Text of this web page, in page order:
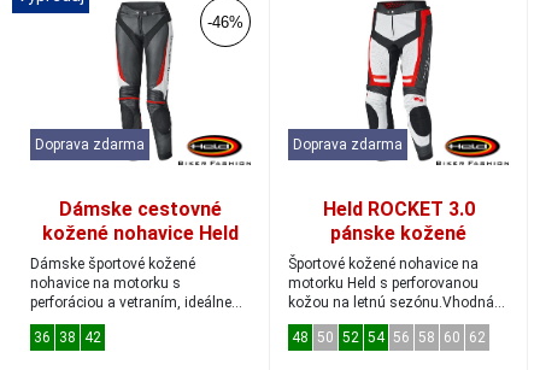
-46%
Doprava zdarma
Dámske cestovné
kožené nohavice Held
LANE 2 čierna/biela/
červená
Dámske športové kožené
nohavice na motorku s
perforáciou a vetraním, ideálne
na leto.Odporúčame ju k...
36
38 42
Doprava zdarma
Held ROCKET 3.0
pánske kožené
cestovné nohavice
biele/červené
Športové kožené nohavice na
motorku Held s perforovanou
kožou na letnú sezónu.Vhodná
kombinácia so š...
48
50 52 54 56 58 60 62